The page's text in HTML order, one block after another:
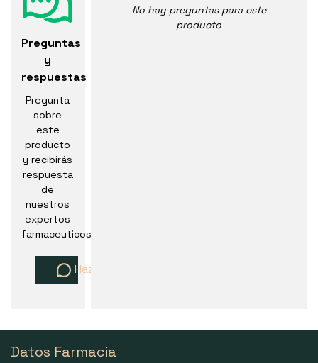
Preguntas
y
respuestas
Pregunta
sobre
este
producto
y recibirás
respuesta
de
nuestros
expertos
farmaceuticos
Haz una pregunta
No hay preguntas para este
producto
Datos Farmacia